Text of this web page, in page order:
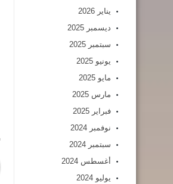
يناير 2026
ديسمبر 2025
سبتمبر 2025
يونيو 2025
مايو 2025
مارس 2025
فبراير 2025
نوفمبر 2024
سبتمبر 2024
أغسطس 2024
يوليو 2024